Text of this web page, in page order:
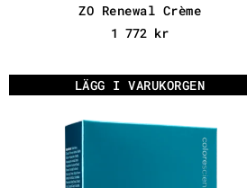
ZO Renewal Crème
1 772 kr
LÄGG I VARUKORGEN